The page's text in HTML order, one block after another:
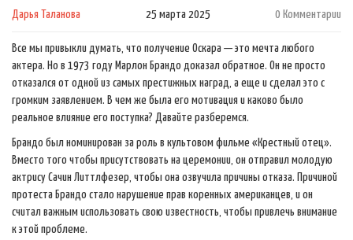
Дарья Таланова 25 марта 2025 0 Комментарии
Все мы привыкли думать, что получение Оскара — это мечта любого
актера. Но в 1973 году Марлон Брандо доказал обратное. Он не просто
отказался от одной из самых престижных наград, а еще и сделал это с
громким заявлением. В чем же была его мотивация и каково было
реальное влияние его поступка? Давайте разберемся.
Брандо был номинирован за роль в культовом фильме «Крестный отец».
Вместо того чтобы присутствовать на церемонии, он отправил молодую
актрису Сачин Литтлфезер, чтобы она озвучила причины отказа. Причиной
протеста Брандо стало нарушение прав коренных американцев, и он
считал важным использовать свою известность, чтобы привлечь внимание
к этой проблеме.